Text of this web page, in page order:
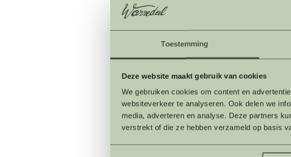
Toestemming
Deze website maakt gebruik van cookies
We gebruiken cookies om content en
websiteverkeer te analyseren. Ook delen we
media, adverteren en analyse. Deze partners
verstrekt of die ze hebben verzameld op basis
In deze spectaculaire,
van een actieve beleving in alle